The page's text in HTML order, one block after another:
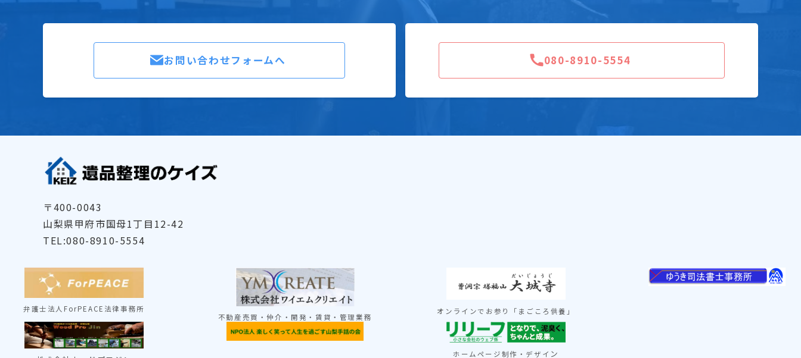
お問い合わせフォームへ 080-8910-5554
〒400-0043
山梨県甲府市国母1丁目12-42
TEL:080-8910-5554
弁護士法人ForPEACE法律事務所
不動産売買・仲介・開発・賃貸・管理業務
オンラインでお参り「まごころ供養」
ホームページ制作・デザイ ン